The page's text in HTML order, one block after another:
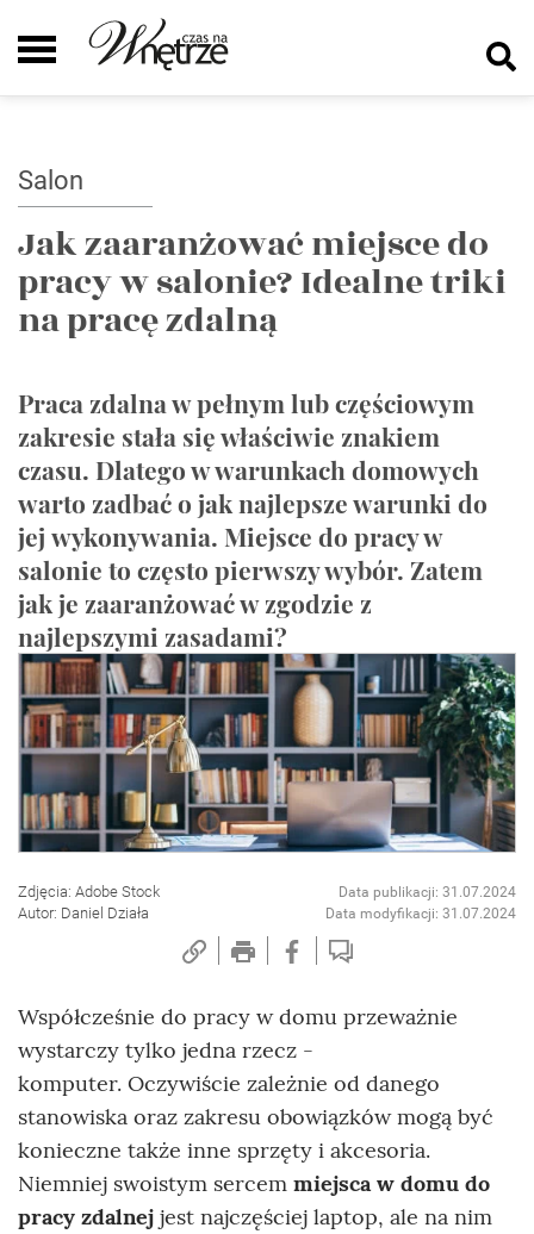
Salon
Jak zaaranżować miejsce do
pracy w salonie? Idealne triki
na pracę zdalną
Praca zdalna w pełnym lub częściowym
zakresie stała się właściwie znakiem
czasu. Dlatego w warunkach domowych
warto zadbać o jak najlepsze warunki do
jej wykonywania. Miejsce do pracy w
salonie to często pierwszy wybór. Zatem
jak je zaaranżować w zgodzie z
najlepszymi zasadami?
Zdjęcia: Adobe Stock
Autor: Daniel Działa
Data publikacji: 31.07.2024
Data modyfikacji: 31.07.2024
Współcześnie do pracy w domu przeważnie
wystarczy tylko jedna rzecz -
komputer. Oczywiście zależnie od danego
stanowiska oraz zakresu obowiązków mogą być
konieczne także inne sprzęty i akcesoria.
Niemniej swoistym sercem miejsca w domu do
pracy zdalnej jest najczęściej laptop, ale na nim